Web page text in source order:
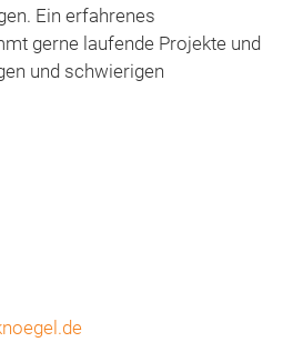
Ein erfahrenes
gerne laufende Projekte und
und schwierigen